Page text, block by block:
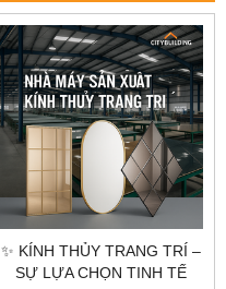
✨ KÍNH THỦY TRANG TRÍ –
SỰ LỰA CHỌN TINH TẾ